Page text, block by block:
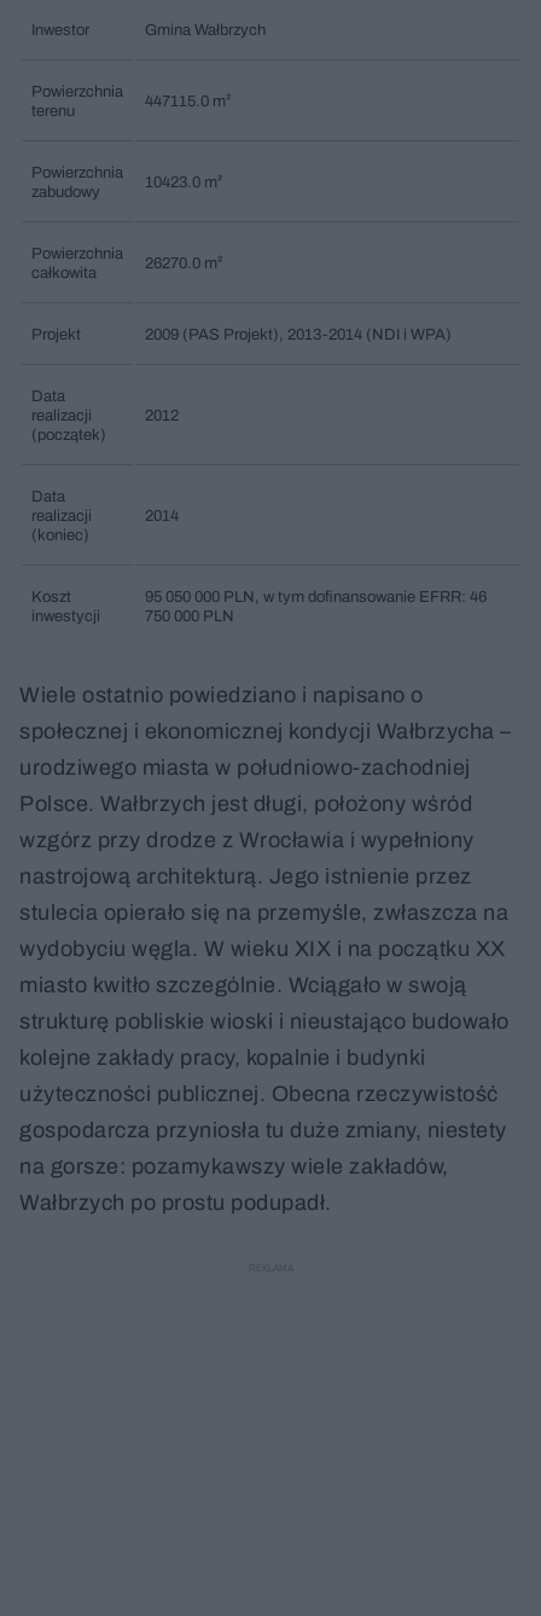
Inwestor Gmina Wałbrzych
Powierzchnia
terenu
447115.0 m²
Powierzchnia
zabudowy
10423.0 m²
Powierzchnia
całkowita
26270.0 m²
Projekt 2009 (PAS Projekt), 2013-2014 (NDI i WPA)
Data
realizacji
(początek)
2012
Data
realizacji
(koniec)
2014
Koszt
inwestycji
95 050 000 PLN, w tym dofinansowanie EFRR: 46
750 000 PLN
Wiele ostatnio powiedziano i napisano o
społecznej i ekonomicznej kondycji Wałbrzycha –
urodziwego miasta w południowo-zachodniej
Polsce. Wałbrzych jest długi, położony wśród
wzgórz przy drodze z Wrocławia i wypełniony
nastrojową architekturą. Jego istnienie przez
stulecia opierało się na przemyśle, zwłaszcza na
wydobyciu węgla. W wieku XIX i na początku XX
miasto kwitło szczególnie. Wciągało w swoją
strukturę pobliskie wioski i nieustająco budowało
kolejne zakłady pracy, kopalnie i budynki
użyteczności publicznej. Obecna rzeczywistość
gospodarcza przyniosła tu duże zmiany, niestety
na gorsze: pozamykawszy wiele zakładów,
Wałbrzych po prostu podupadł.